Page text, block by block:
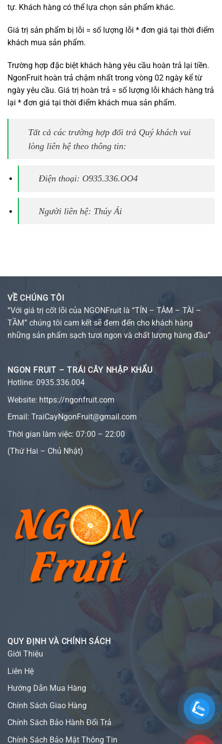
tự. Khách hàng có thể lựa chọn sản phẩm khác.
Giá trị sản phẩm bị lỗi = số lượng lỗi * đơn giá tại thời điểm
khách mua sản phẩm.
Trường hợp đặc biệt khách hàng yêu cầu hoàn trả lại tiền.
NgonFruit hoàn trả chậm nhất trong vòng 02 ngày kể từ
ngày yêu cầu. Giá trị hoàn trả = số lượng lỗi khách hàng trả
lại * đơn giá tại thời điểm khách mua sản phẩm.
Tất cả các trường hợp đổi trả Quý khách vui
lòng liên hệ theo thông tin:
Điện thoại: O935.336.OO4
Người liên hệ: Thúy Ái
VỀ CHÚNG TÔI
“Với giá trị cốt lõi của NGONFruit là “TÍN – TÂM – TÀI –
TẦM” chúng tôi cam kết sẽ đem đến cho khách hàng
những sản phẩm sạch tươi ngon và chất lượng hàng đầu”
NGON FRUIT – TRÁI CÂY NHẬP KHẨU
Hotline: 0935.336.004
Website: https://ngonfruit.com
Email: TraiCayNgonFruit@gmail.com
Thời gian làm việc: 07:00 – 22:00
(Thứ Hai – Chủ Nhật)
QUY ĐỊNH VÀ CHÍNH SÁCH
Giới Thiệu
Liên Hệ
Hướng Dẫn Mua Hàng
Chính Sách Giao Hàng
Chính Sách Bảo Hành Đổi Trả
Chính Sách Bảo Mật Thông Tin